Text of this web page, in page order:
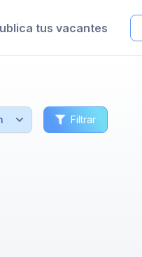
tus vacantes
Filtrar